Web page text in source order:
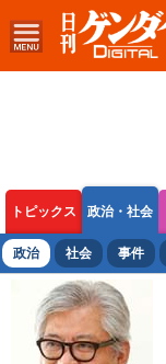
トピックス 政治・社会
ボートレース 競輪
政治 社会 事件